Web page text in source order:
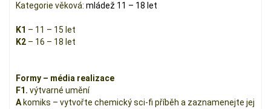
Kategorie věková: mládež 11 – 18 let
K1 – 11 – 15 let
K2 – 16 – 18 let
Formy – média realizace
F1. výtvarné umění
A komiks – vytvořte chemický sci-fi příběh a zaznamenejte jej